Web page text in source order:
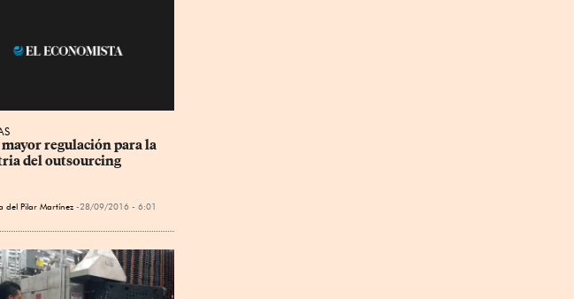
regulación para la
del outsourcing
del Pilar Martínez 28/09/2016 - 6:01